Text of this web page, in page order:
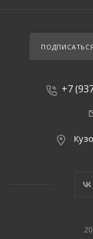
+7